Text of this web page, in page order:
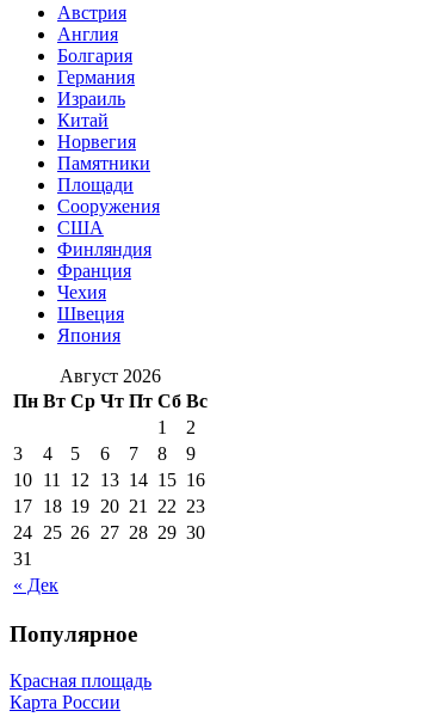
Австрия
Англия
Болгария
Германия
Израиль
Китай
Норвегия
Памятники
Площади
Сооружения
США
Финляндия
Франция
Чехия
Швеция
Япония
Август 2026
Пн Вт Ср Чт Пт Сб Вс
« Дек
1
2
3
4 5 6 7 8
9
10 11 12 13 14 15 16
17 18 19 20 21 22 23
24 25 26 27 28 29 30
31
Популярное
Красная площадь
Карта России